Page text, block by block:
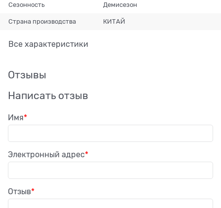
Сезонность Демисезон
Страна производства КИТАЙ
Все характеристики
Отзывы
Написать отзыв
Имя
Электронный адрес
Отзыв